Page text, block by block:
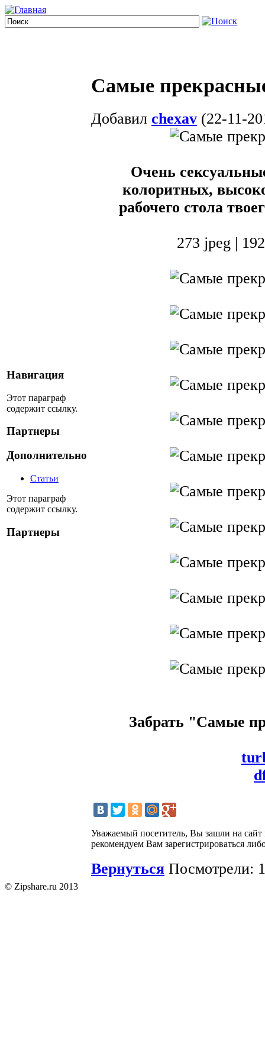
Навигация
Этот параграф
содержит ссылку.
Партнеры
Дополнительно
Статьи
Этот параграф
содержит ссылку.
Партнеры
Самые
Добавил chexav (22-11-
Очень
колоритных,
рабочего стола
273 jpeg |
Забрать "Самые
Уважаемый посетитель, Вы зашли на
рекомендуем Вам зарегистрироваться
Вернуться Посмотрели:
© Zipshare.ru 2013